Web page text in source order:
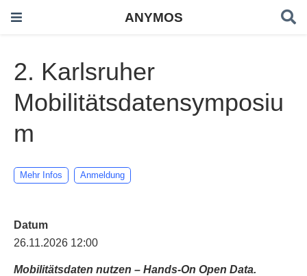
ANYMOS
2. Karlsruher
Mobilitätsdatensymposiu
m
Mehr Infos Anmeldung
Datum
26.11.2026 12:00
Mobilitätsdaten nutzen – Hands-On Open Data.